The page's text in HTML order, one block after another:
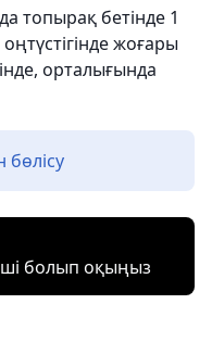
топырақ бетінде 1
жоғары
орталығында
болып оқыңыз